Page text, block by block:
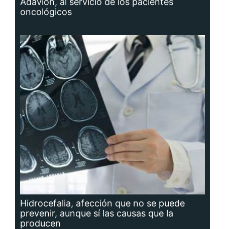
oncológicos
Hidrocefalia, afección que no se puede
prevenir, aunque sí las causas que la
producen